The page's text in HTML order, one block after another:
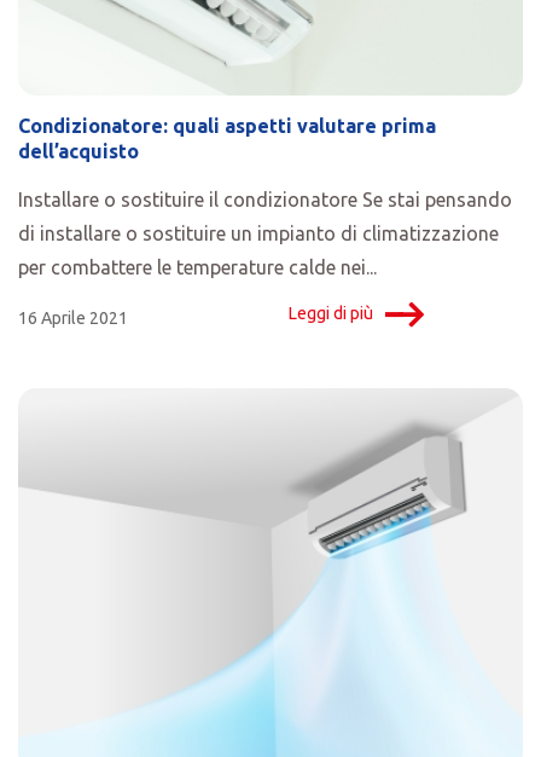
Condizionatore: quali aspetti valutare prima
dell’acquisto
Installare o sostituire il condizionatore Se stai pensando
di installare o sostituire un impianto di climatizzazione
per combattere le temperature calde nei...
16 Aprile 2021 Leggi di più